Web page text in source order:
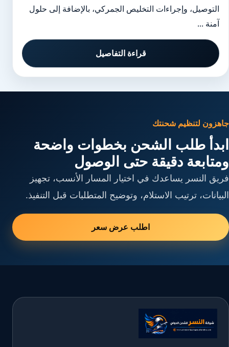
التوصيل، وإجراءات التخليص الجمركي، بالإضافة إلى حلول
آمنة ...
قراءة التفاصيل
جاهزون لتنظيم شحنتك
ابدأ طلب الشحن بخطوات واضحة
ومتابعة دقيقة حتى الوصول
فريق النسر يساعدك في اختيار المسار الأنسب، تجهيز
البيانات، ترتيب الاستلام، وتوضيح المتطلبات قبل التنفيذ.
اطلب عرض سعر